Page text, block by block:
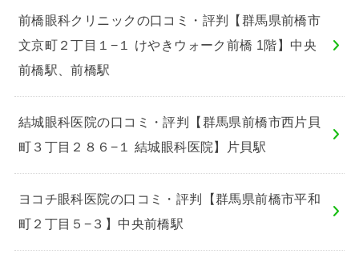
前橋眼科クリニックの口コミ・評判【群馬県前橋市
文京町２丁目１−１ けやきウォーク前橋 1階】中央
前橋駅、前橋駅
結城眼科医院の口コミ・評判【群馬県前橋市西片貝
町３丁目２８６−１ 結城眼科医院】片貝駅
ヨコチ眼科医院の口コミ・評判【群馬県前橋市平和
町２丁目５−３】中央前橋駅